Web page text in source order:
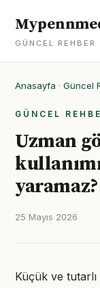
GÜNCEL REHBER
Anasayfa · Güncel
GÜNCEL
Uzman
yaramaz?
25 Mayıs 2026
Küçük ve tutarlı